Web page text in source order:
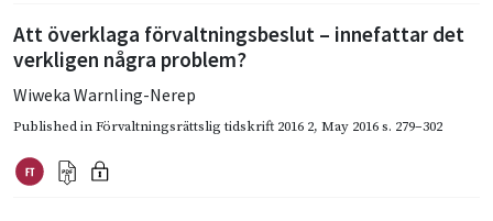
Att överklaga förvaltningsbeslut – innefattar det
verkligen några problem?
Wiweka Warnling-Nerep
Published inFörvaltningsrättslig tidskrift 2016 2, May 2016s. 279–302